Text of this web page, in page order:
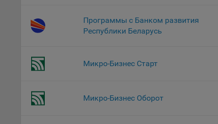
5.4.
Программы с Банком развития
Республики Беларусь
Микро-Бизнес Старт
Микро-Бизнес Оборот